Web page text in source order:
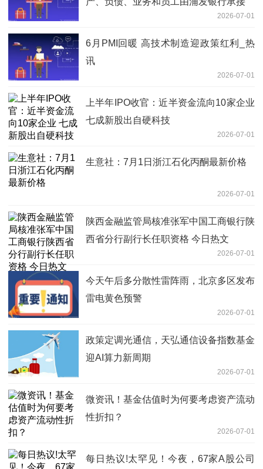
2026-07-01
6月PMI回暖 高技术制造迎政策红利_热
讯
2026-07-01
上半年IPO收官：近半资金流向10家企业
七成新股出自硬科技
2026-07-01
生意社：7月1日浙江石化丙酮最新价格
2026-07-01
陕西金融监管局核准张军中国工商银行陕
西省分行副行长任职资格 今日热文
2026-07-01
今天午后多分散性雷阵雨，北京多区发布
雷电黄色预警
2026-07-01
政策定调光通信，天弘通信设备指数基金
迎AI算力新周期
2026-07-01
微资讯！基金估值时为何要考虑资产流动
性折扣？
2026-07-01
每日热议!太罕见！今夜，67家A股公司